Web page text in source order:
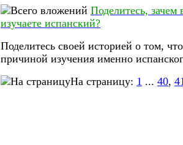
Поделитесь, зачем
изучаете испанский?
Поделитесь своей историей о том,
причиной изучения именно
На страницу: 1 ... 40,